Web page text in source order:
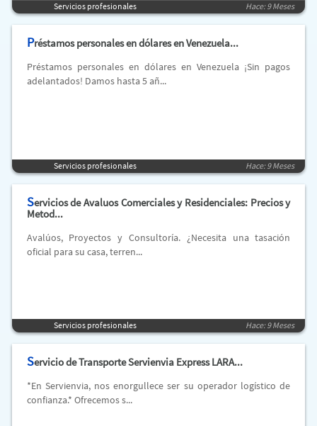
Servicios profesionales Hace: 9 Meses
Préstamos personales en dólares en Venezuela...
Préstamos personales en dólares en Venezuela ¡Sin pagos
adelantados! Damos hasta 5 añ...
Servicios profesionales Hace: 9 Meses
Servicios de Avaluos Comerciales y Residenciales: Precios y
Metod...
Avalúos, Proyectos y Consultoría. ¿Necesita una tasación
oficial para su casa, terren...
Servicios profesionales Hace: 9 Meses
Servicio de Transporte Servienvia Express LARA...
*En Servienvia, nos enorgullece ser su operador logístico de
confianza.* Ofrecemos s...